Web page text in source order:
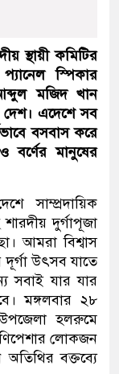
স্থায়ী কমিটির
স্পিকার
মজিদ খান
দেশ। এদেশে সব
বসবাস করে
বর্ণের মানুষের
সাম্প্রদায়িক
দুর্গাপূজা
আমরা বিশ্বাস
উৎসব যাতে
সবাই যার যার
মঙ্গলবার ২৮
উপজেলা হলরুমে
লোকজন
অতিথির বক্তব্যে